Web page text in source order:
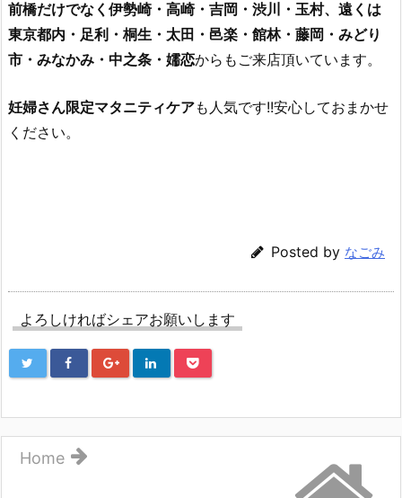
前橋だけでなく伊勢崎・高崎・吉岡・渋川・玉村、遠くは
東京都内・足利・桐生・太田・邑楽・館林・藤岡・みどり
市・みなかみ・中之条・嬬恋からもご来店頂いています。
妊婦さん限定マタニティケアも人気です!!安心しておまかせ
ください。
Posted by なごみ
よろしければシェアお願いします
Home